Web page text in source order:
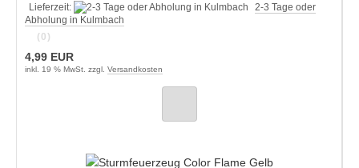
Lieferzeit:
2-3 Tage oder
Abholung in Kulmbach
(0)
4,99 EUR
inkl. 19 % MwSt. zzgl. Versandkosten